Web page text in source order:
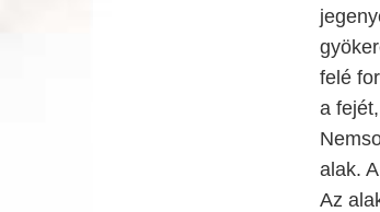
felé
a
alak.
Az